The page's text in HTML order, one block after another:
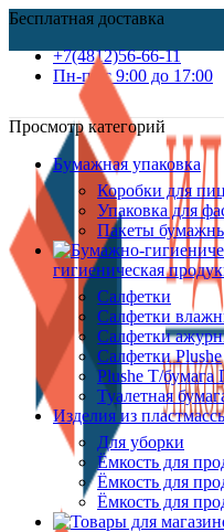
Бесплатная доставка
+7(4812)56-66-11
Пн-пт c 9:00 до 17:00
Просмотр категорий
Бумажная упаковка
Коробки для
Упаковка для
Пакеты
гигиеническая
Салфетки
Салфетки
Салфетки
Салфетки Plushe
Plushe Т/бумага
Туалетная
Изделия из
Для уборки
Ёмкость для
Ёмкость для
Ёмкость для